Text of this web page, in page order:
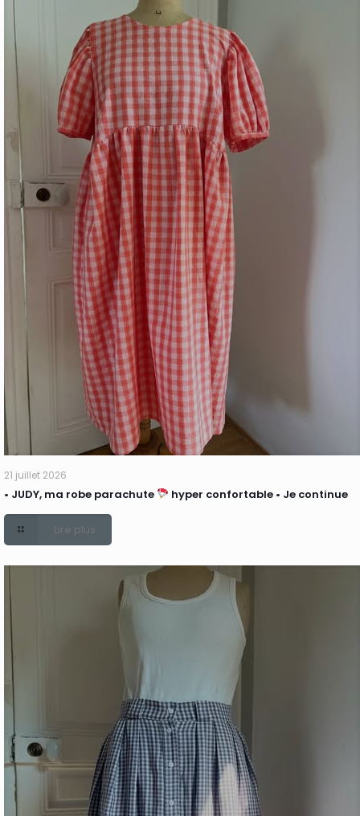
21 juillet 2026
• JUDY, ma robe parachute hyper confortable • Je continue
Lire plus